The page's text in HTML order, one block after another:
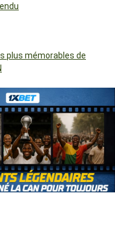
plus mémorables de